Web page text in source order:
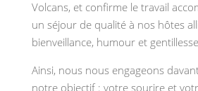
Volcans, et confirme le travail
un séjour de qualité à nos hôtes
bienveillance, humour et
Ainsi, nous nous engageons
notre objectif : votre sourire et